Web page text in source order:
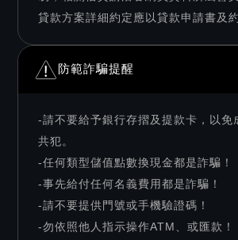
貸款方案詳細約定應以貸款申請書及
防範詐騙提醒
-請不要給予銀行存摺及提款卡，以免
共犯。
-任何類型儲值點數換現金都是詐騙！
-事先給付任何名義費用都是詐騙！
-請不要提供門號或手機驗證碼！
-勿依照他人指示操作ATM、或匯款！